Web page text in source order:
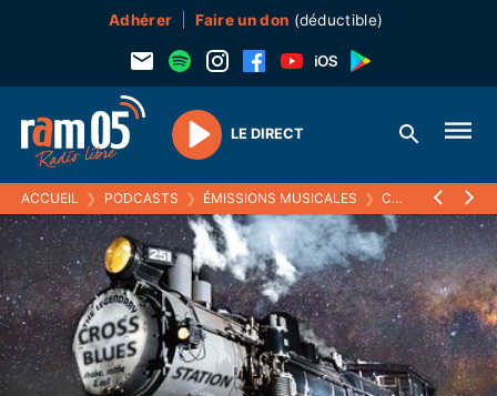
Adhérer Faire un don (déductible)
Play
LE DIRECT
ACCUEIL ❯ PODCASTS ❯ ÉMISSIONS MUSICALES ❯ CROSS BLUES STATION